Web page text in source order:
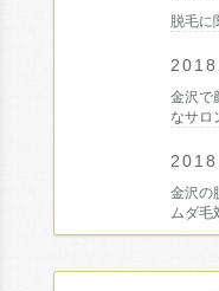
脱毛に
金沢で
なサロ
金沢の
ムダ毛